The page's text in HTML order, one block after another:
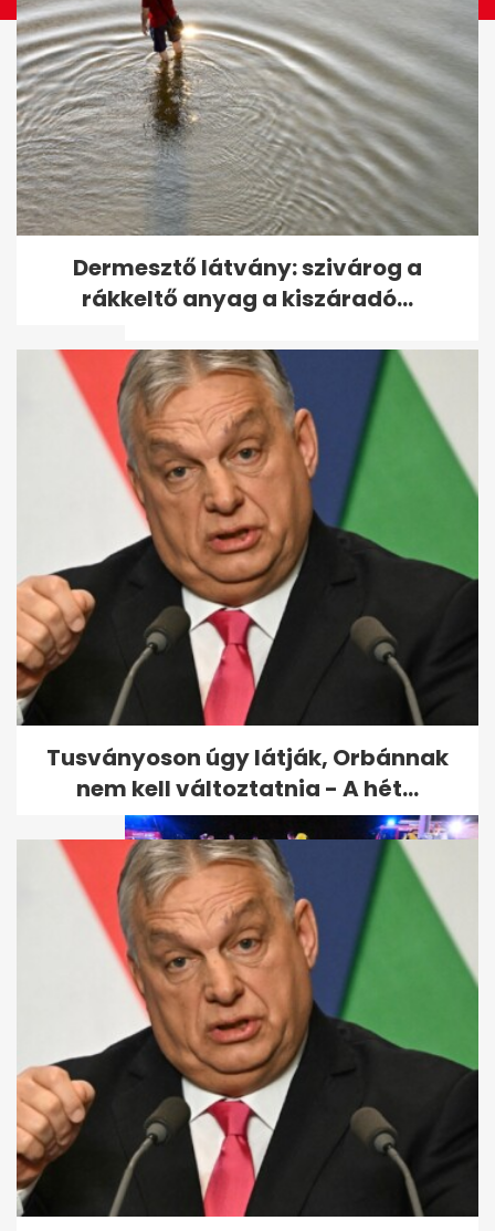
Szabálytalanul előzött, Volán-
buszt döntött árokba 38
utassal
Sürgősen vérre van szüksége
a Jóban Rosszban...
Hvg: a Schadl-ügy egyik
tanúja az Árpád hídi baleset
áldozata
Dermesztő látvány: szivárog a
rákkeltő anyag a kiszáradó...
Tusványoson úgy látják, Orbánnak
nem kell változtatnia - A hét...